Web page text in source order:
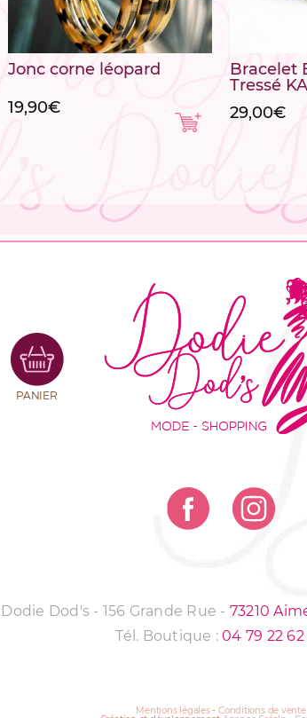
Jonc corne léopard
19,90€
Bracelet
Tressé
29,00€
PANIER
Dod's - 156 Grande Rue - 73210
Tél. Boutique :04 79 22 62
Mentions légales- Conditions de vente